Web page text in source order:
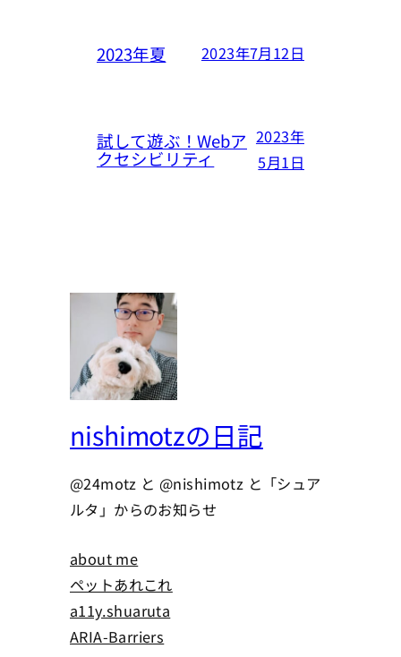
2023年夏 2023年7月12日
試して遊ぶ！Webア
クセシビリティ
2023年
5月1日
nishimotzの日記
@24motz と @nishimotz と「シュア
ルタ」からのお知らせ
about me
ペットあれこれ
a11y.shuaruta
ARIA-Barriers